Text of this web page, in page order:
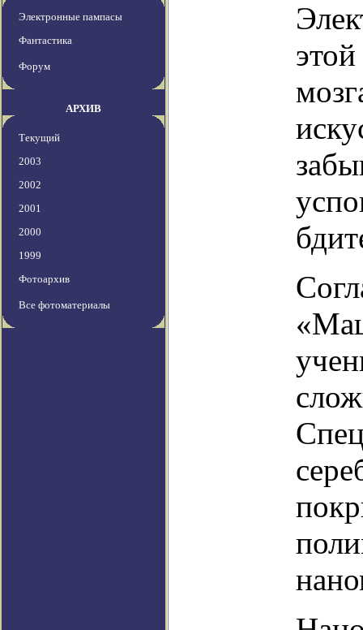
Электронные пампасы
Фантастика
Форум
АРХИВ
Текущий
2003
2002
2001
2000
1999
Фотоархив
Все фотоматериалы